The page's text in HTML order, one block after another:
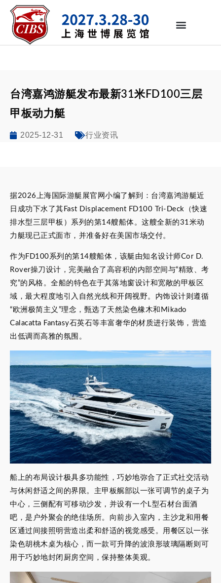
台湾嘉鸿游艇发布最新31米FD100三层
甲板动力艇
2025-12-31 行业资讯
据2026上海国际游艇展官网小编了解到：台湾嘉鸿游艇近
日成功下水了其Fast Displacement FD100 Tri-Deck（快速
排水型三层甲板）系列的第14艘船体。这艘全新的31米动
力艇现已正式面市，并准备好在美国市场交付。
作为FD100系列的第14艘船体，该艇由知名设计师Cor D.
Rover操刀设计，完美融合了高容积的内部空间与“精致、考
究”的风格。全船的特色在于其落地窗设计和宽敞的甲板区
域，最大程度地引入自然光线和开阔视野。内饰设计则遵循
“欧洲极简主义”理念，甄选了天然染色橡木和Mikado
Calacatta Fantasy石英石等丰富奢华的材质进行装饰，营造
出低调而高雅的氛围。
船上的布局设计极具多功能性，巧妙地弥合了正式社交活动
与休闲舒适之间的界限。主甲板艉部以一张可调节的桌子为
中心，三侧配有可移动沙发，并设有一个L型石材台面酒
吧，是户外聚会的绝佳场所。向前步入室内，主沙龙和用餐
区通过间接照明营造出柔和舒适的视觉感受。用餐区以一张
染色胡桃木桌为核心，而一款可升降的波浪形玻璃隔断则可
用于巧妙地封闭厨房空间，保持整体美观。